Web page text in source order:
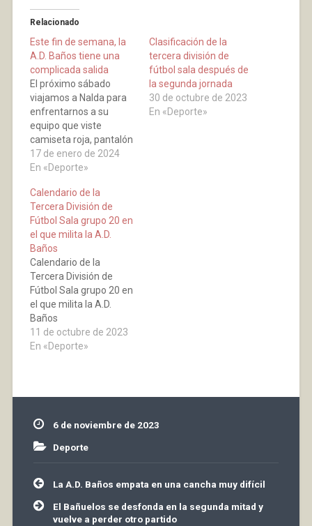
Relacionado
Este fin de semana, la
A.D. Baños tiene una
complicada salida
El próximo sábado
viajamos a Nalda para
enfrentarnos a su
equipo que viste
camiseta roja, pantalón
negro y medias negras.
Este conjunto es un
riojano. En la
temporada 2016/2017
logró el ascenso desde
la Tercera División tras
una competición
espectacular, quedando
delante de equipos con
muchísimo…
17 de enero de 2024
En «Deporte»
Clasificación de la
tercera división de
fútbol sala después de
la segunda jornada
30 de octubre de 2023
En «Deporte»
Calendario de la
Tercera División de
Fútbol Sala grupo 20 en
el que milita la A.D.
Baños
Calendario de la
Tercera División de
Fútbol Sala grupo 20 en
el que milita la A.D.
Baños
11 de octubre de 2023
En «Deporte»
6 de noviembre de 2023
Deporte
Navegación
de
entradas
La A.D. Baños empata en una cancha muy difícil
El Bañuelos se desfonda en la segunda mitad y
vuelve a perder otro partido